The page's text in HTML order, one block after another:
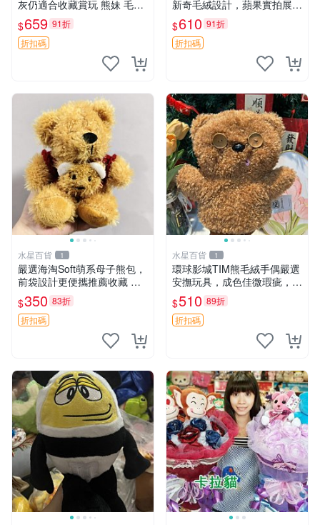
灰仍適合收藏賞玩 熊妹 毛絨
玩具 浮雕熊
$659 91折
折扣碼
新奇毛絨設計，蘋果實拍展
示，成色極佳 晚安香薰 馮娃
娃 毛絨玩偶
$610 91折
折扣碼
水星百貨 1
嚴選海淘Soft萌系母子熊包，
前袋設計更便攜推薦收藏 母
子熊 軟綿綿 包包
$350 83折
折扣碼
水星百貨 1
環球影城TIM熊毛絨手偶嚴選
安撫玩具，成色佳微瑕疵，贈
小禮物超值優惠 TIM熊 毛絨
手偶 安撫 toy 嚴選
$510 89折
折扣碼